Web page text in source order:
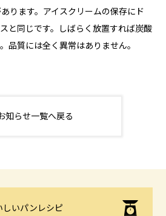
ります。アイスクリームの保存にド
と同じです。しばらく放置すれば炭酸
品質には全く異常はありません。
知らせ一覧へ戻る
しいパンレシピ